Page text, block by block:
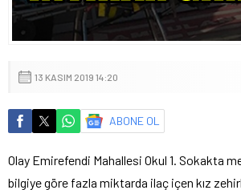
13 KASIM 2019 14:20
ABONE OL
Olay Emirefendi Mahallesi Okul 1. Sokakta
bilgiye göre fazla miktarda ilaç içen kız